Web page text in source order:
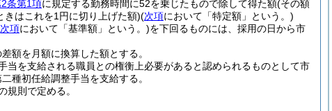
条第1項に規定する勤務時間に52を乗じたもので除して得た額(その額
はこれを1円に切り上げた額)(次項において「特定額」という。)
次項において「基準額」という。)を下回るものには、採用の日から市
額を月額に換算した額とする。
当を支給される職員との権衡上必要があると認められるものとして市
種初任給調整手当を支給する。
則で定める。